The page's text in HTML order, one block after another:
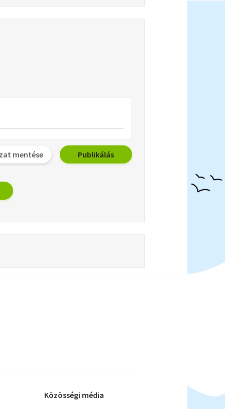
mentése Publikálás
Közösségi média